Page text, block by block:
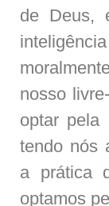
de Deus,
nosso
optar
tendo nós
a prática
optamos